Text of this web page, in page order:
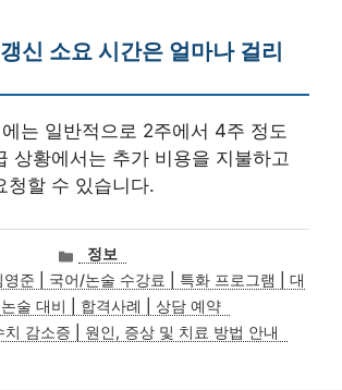
신 소요 시간은 얼마나 걸리
는 일반적으로 2주에서 4주 정도
상황에서는 추가 비용을 지불하고
청할 수 있습니다.
카
테
고
리
정보
영준 | 국어/논술 수강료 | 특화 프로그램 | 대
술 대비 | 합격사례 | 상담 예약
치 감소증 | 원인, 증상 및 치료 방법 안내